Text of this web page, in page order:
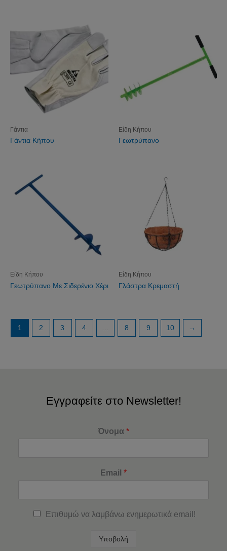
Γάντια
Γάντια Κήπου
Είδη Κήπου
Γεωτρύπανο
Είδη Κήπου
Γεωτρύπανο Με Σιδερένιο Χέρι
Είδη Κήπου
Γλάστρα Κρεμαστή
1 2 3 4 … 8 9 10 →
Εγγραφείτε στο Newsletter!
Όνομα *
Email *
Επιθυμώ να λαμβάνω ενημερωτικά email!
Υποβολή